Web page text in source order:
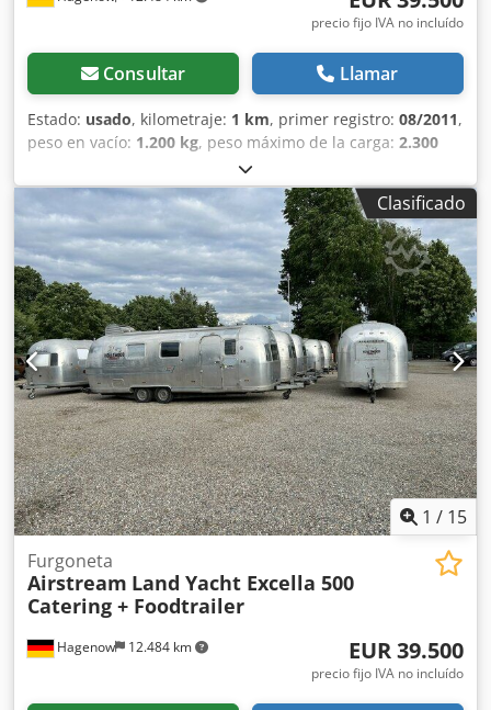
precio fijo IVA no incluído
Consultar Llamar
Estado: usado, kilometraje: 1 km, primer registro: 08/2011,
peso en vacío: 1.200 kg, peso máximo de la carga: 2.300
, color:
mecánico, amortiguación:otro, longitud total:8.350 mm,
Ventana de techo abatible/inclinable, puerta mosquitera,
apto para circular, inspección técnica (ITV) y emisiones (AU)
recién realizadas, longitud del vehículo 8350 mm, ancho
2470 mm, altura 2720 mm, Airstream Land Yacht
Overlander convertido en remolque de catering y food
trailer. Equipamiento de cocina con trampilla de servicio,
zona de trabajo, fregadero, armarios, estantes, agua
caliente, aguas residuales, horno combinado con conexión
de 220/400 voltios, lavavajillas industrial, frigorífico,
cámara frigorífica/congelador tipo walk-in, cámara termo
King con función de ultracongelación hasta -20°C, tomas
de corriente distribuidas por todo el interior, varias
ventanas, puerta de entrada con mosquitera, luces de
gálibo, escotillas de techo, depósito de agua limpia,
depósito de aguas residuales, calentador de agua
instantáneo, 2 baterías AfM de 140 Ah 12V. Djdpfx
Aewyfdujdtjck
Clasificado
1 / 15
Hagenow 12.484 km
Furgoneta
Airstream Land Yacht Excella 500
Catering + Foodtrailer
EUR 39.500
precio fijo IVA no incluído